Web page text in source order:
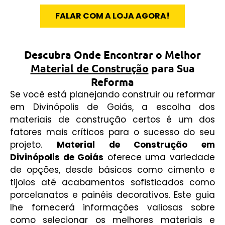
FALAR COM A LOJA AGORA!
Descubra Onde Encontrar o Melhor
Material de Construção para Sua
Reforma
Se você está planejando construir ou reformar
em Divinópolis de Goiás, a escolha dos
materiais de construção certos é um dos
fatores mais críticos para o sucesso do seu
projeto. Material de Construção em
Divinópolis de Goiás oferece uma variedade
de opções, desde básicos como cimento e
tijolos até acabamentos sofisticados como
porcelanatos e painéis decorativos. Este guia
lhe fornecerá informações valiosas sobre
como selecionar os melhores materiais e